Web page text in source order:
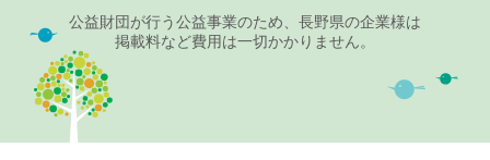
公益財団が行う公益事業のため、長野県の企業様は
掲載料など費用は一切かかりません。